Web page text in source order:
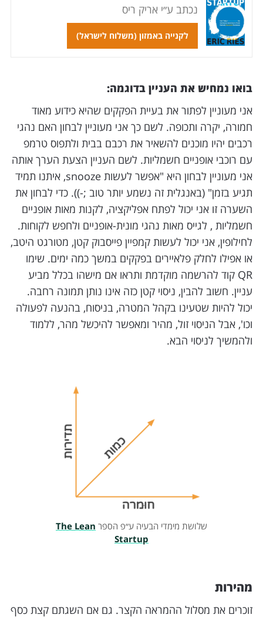
נכתב ע״י אריק ריס
לקנייה באמזון (משלוח לישראל)
בואו נמחיש את העניין בדוגמה:
אני מעוניין לפתור את בעיית הפקקים שהיא כידוע מאוד
חמורה, יקרה ותכופה. לשם כך אני מעוניין לבחון האם נהגי
רכבים יהיו מוכנים להשאיר את רכבם בבית ולתפוס טרמפ
עם רוכבי אופניים חשמליות. לשם העניין הצעת הערך אותה
אני מעוניין לבחון היא "אפשר לעשות snooze, איתנו תמיד
תגיע בזמן" (באנגלית זה נשמע יותר טוב ;-)). כדי לבחון את
השערה זו אני יכול לפתח אפליקציה, לקנות מאות אופניים
חשמליות , לגייס מאות נהגי מונית-אופניים ולחפש לקוחות.
לחילופין, אני יכול לעשות קמפיין פייסבוק קטן, מטורגט היטב,
או אפילו לחלק פלאיירים בפקקים במשך כמה ימים. שימו
QR קוד להרשמה מוקדמת ותראו אם מישהו בכלל מביע
עניין. חשוב להבין, ניסוי קטן כזה אינו נותן תמונה רחבה.
יכול להיות שטעינו בקהל המטרה, בניסוח, בהנעה לפעולה
וכו', אבל הניסוי זול, מהיר ומאפשר להיכשל מהר, ללמוד
ולהמשיך לניסוי הבא.
שלושת מימדי הבעיה ע״פ הספר The Lean
Startup
מהירות
זוכרים את מסלול ההמראה הקצר. גם אם השגתם קצת כסף